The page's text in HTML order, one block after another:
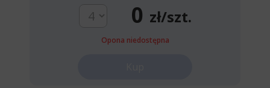
0 zł/szt.
Opona niedostępna